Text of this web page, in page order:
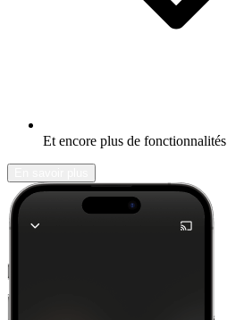
Et encore plus de fonctionnalités